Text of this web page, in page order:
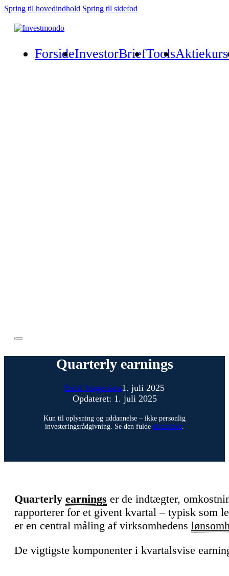
Spring til hovedindhold Spring til sidefod
ForsideInvestorBriefTools
Quarterly earnings
Emil Jørgensen1. juli 2025
Opdateret: 1. juli 2025
Kun til oplysning og uddannelse – ikke personlig
investeringsrådgivning. Se den fulde disclaimer.
Quarterly earnings er de indtægter,
rapporterer for et givent kvartal – typisk som
er en central måling af virksomhedens
De vigtigste komponenter i kvartalsvise